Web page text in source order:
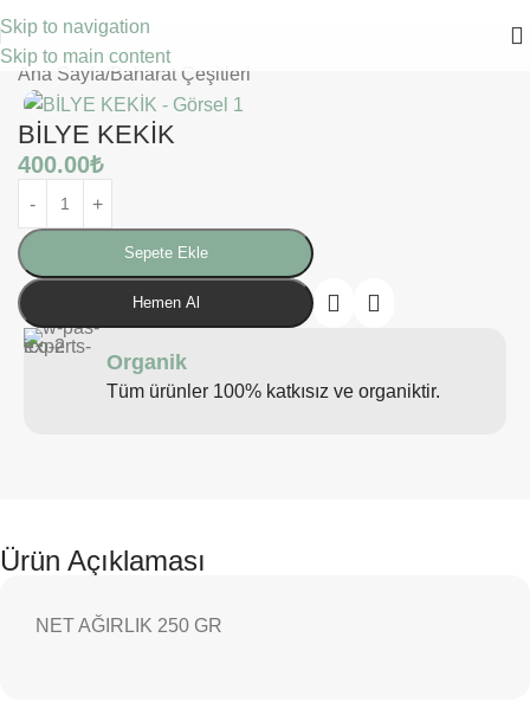
Skip to navigation
Skip to main content
Ana Sayfa/Baharat Çeşitleri
BİLYE KEKİK
400.00₺
Sepete Ekle
Hemen Al
Organik
Tüm ürünler 100% katkısız ve organiktir.
Ürün Açıklaması
NET AĞIRLIK 250 GR